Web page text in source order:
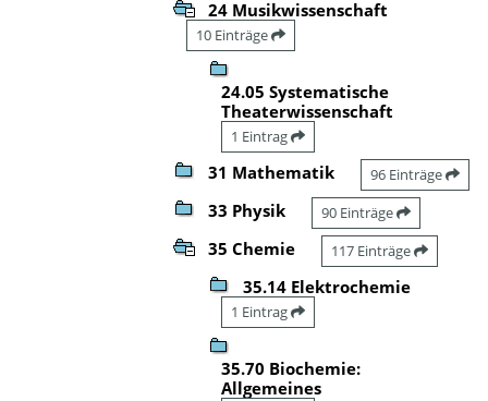
24 Musikwissenschaft
10 Einträge
24.05 Systematische
Theaterwissenschaft
1 Eintrag
31 Mathematik 96 Einträge
33 Physik 90 Einträge
35 Chemie 117 Einträge
35.14 Elektrochemie
1 Eintrag
35.70 Biochemie:
Allgemeines